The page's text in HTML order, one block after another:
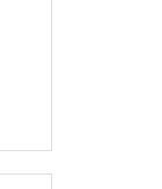
opção
ou
que o
versões
para
de